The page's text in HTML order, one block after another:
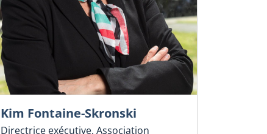
Kim Fontaine-Skronski
Directrice exécutive, Association